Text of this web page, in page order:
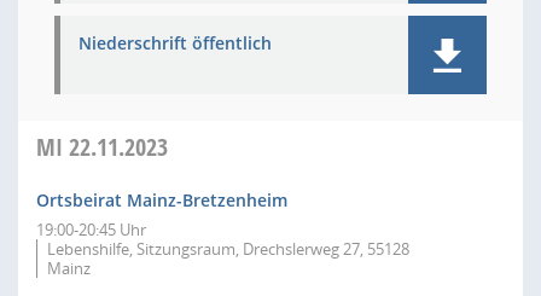
Niederschrift öffentlich
MI 22.11.2023
Ortsbeirat Mainz-Bretzenheim
19:00-20:45 Uhr
Lebenshilfe, Sitzungsraum, Drechslerweg 27, 55128
Mainz